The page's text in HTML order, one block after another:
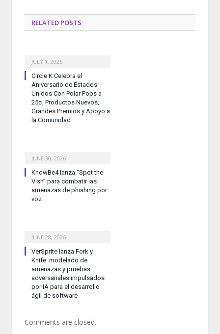
RELATED POSTS
JULY 1, 2026
Circle K Celebra el
Aniversario de Estados
Unidos Con Polar Pops a
25¢, Productos Nuevos,
Grandes Premios y Apoyo a
la Comunidad
JUNE 30, 2026
KnowBe4 lanza “Spot the
Vish” para combatir las
amenazas de phishing por
voz
JUNE 28, 2026
VerSprite lanza Fork y
Knife: modelado de
amenazas y pruebas
adversariales impulsados
por IA para el desarrollo
ágil de software
Comments are closed.